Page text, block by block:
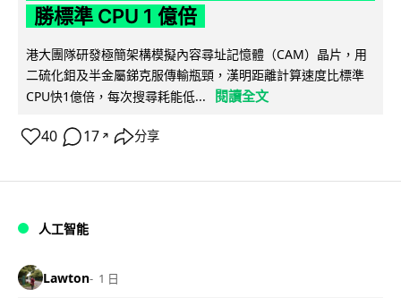
勝標準 CPU 1 億倍
港大團隊研發極簡架構模擬內容尋址記憶體（CAM）晶片，用
二硫化鉬及半金屬銻克服傳輸瓶頸，漢明距離計算速度比標準
CPU快1億倍，每次搜尋耗能低...
閱讀全文
40 17 ↗ 分享
人工智能
Lawton 1 日